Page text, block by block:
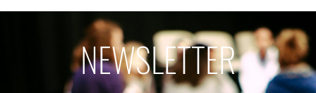
NEWSLETTER